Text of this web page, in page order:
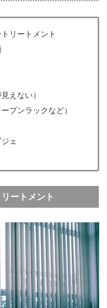
リートメント
えない）
プンラックなど）
ェ
ートメント